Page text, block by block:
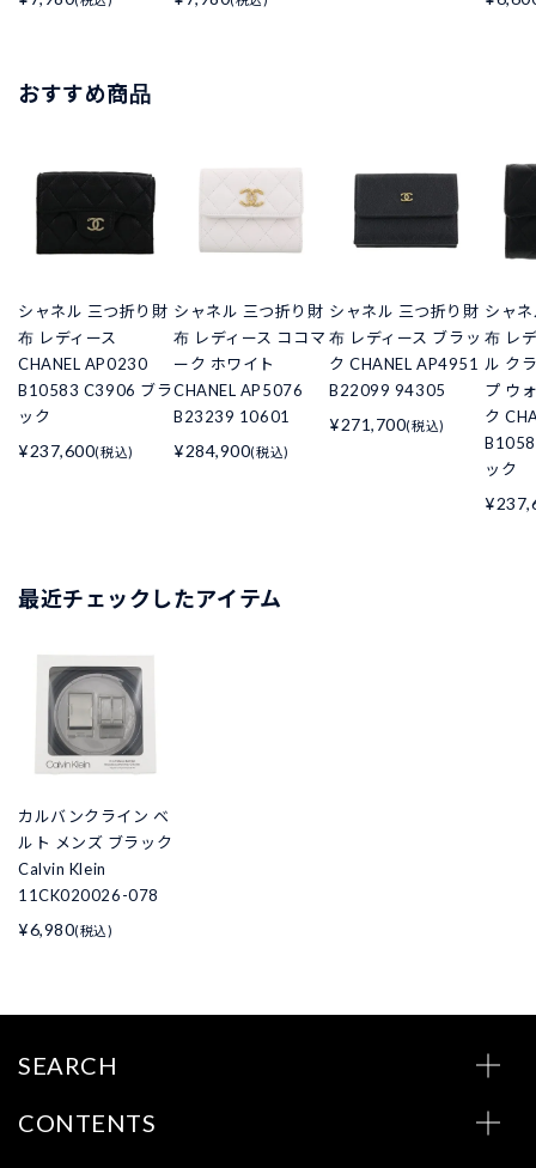
おすすめ商品
シャネル 三つ折り財
布 レディース
CHANEL AP0230
B10583 C3906 ブラ
ック
¥237,600(税込)
シャネル 三つ折り財
布 レディース ココマ
ーク ホワイト
CHANEL AP5076
B23239 10601
¥284,900(税込)
シャネル 三つ折り財
布 レディース ブラッ
ク CHANEL AP4951
B22099 94305
¥271,700(税込)
シャ
布 レ
ル ク
プ ウ
ク
ック
最近チェックしたアイテム
カルバンクライン ベ
ルト メンズ ブラック
Calvin Klein
11CK020026-078
¥6,980(税込)
SEARCH
CONTENTS